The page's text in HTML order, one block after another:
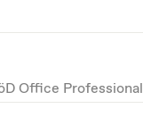
Office Professional